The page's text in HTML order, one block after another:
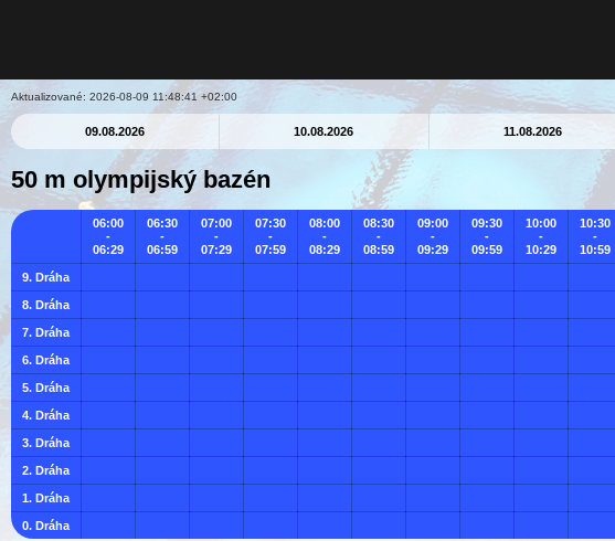
Aktualizované: 2026-08-09 11:48:41 +02:00
09.08.2026 10.08.2026 11.08.2026
50 m olympijský bazén
06:00
-
06:29
06:30
-
06:59
07:00
-
07:29
07:30
-
07:59
08:00
-
08:29
08:30
-
08:59
09:00
-
09:29
09:30
-
09:59
10:00
-
10:29
10:30
-
10:59
9. Dráha
8. Dráha
7. Dráha
6. Dráha
5. Dráha
4. Dráha
3. Dráha
2. Dráha
1. Dráha
0. Dráha